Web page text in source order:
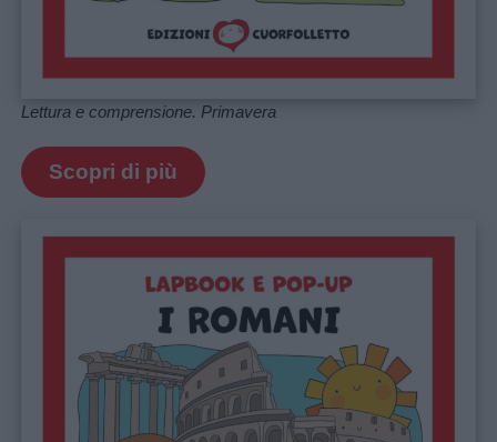
Lettura e comprensione. Primavera
Scopri di più